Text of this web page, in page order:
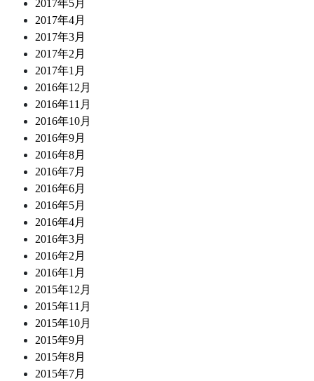
2017年5月
2017年4月
2017年3月
2017年2月
2017年1月
2016年12月
2016年11月
2016年10月
2016年9月
2016年8月
2016年7月
2016年6月
2016年5月
2016年4月
2016年3月
2016年2月
2016年1月
2015年12月
2015年11月
2015年10月
2015年9月
2015年8月
2015年7月